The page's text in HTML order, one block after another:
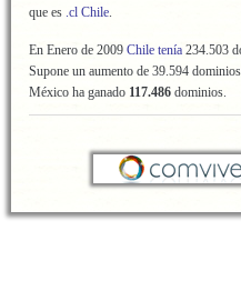
que es .cl Chile.
En Enero de 2009 Chile tenía 234.503
Supone un aumento de 39.594
México ha ganado 117.486 dominios.